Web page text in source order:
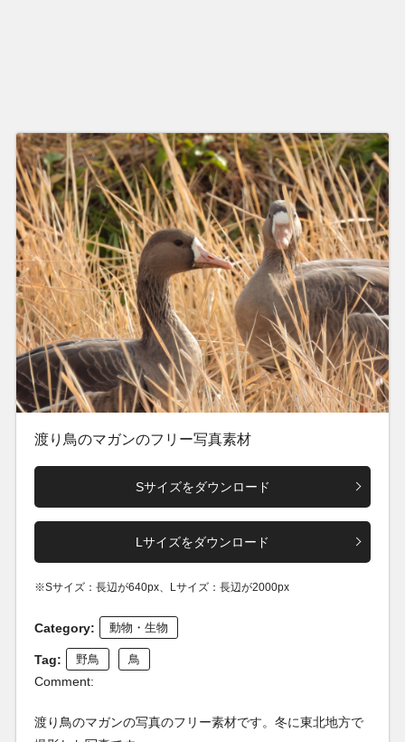
渡り鳥のマガンのフリー写真素材
Sサイズをダウンロード
Lサイズをダウンロード
※Sサイズ：長辺が640px、Lサイズ：長辺が2000px
Category: 動物・生物
Tag: 野鳥 鳥
Comment:
渡り鳥のマガンの写真のフリー素材です。冬に東北地方で